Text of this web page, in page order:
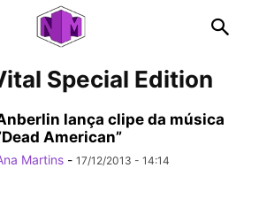
Special Edition
lança clipe da música
American”
Martins - 17/12/2013 - 14:14